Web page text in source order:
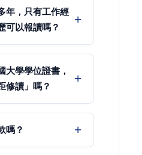
年，只有工作經
可以報讀嗎？
大學學位證書，
修讀」嗎？
嗎？